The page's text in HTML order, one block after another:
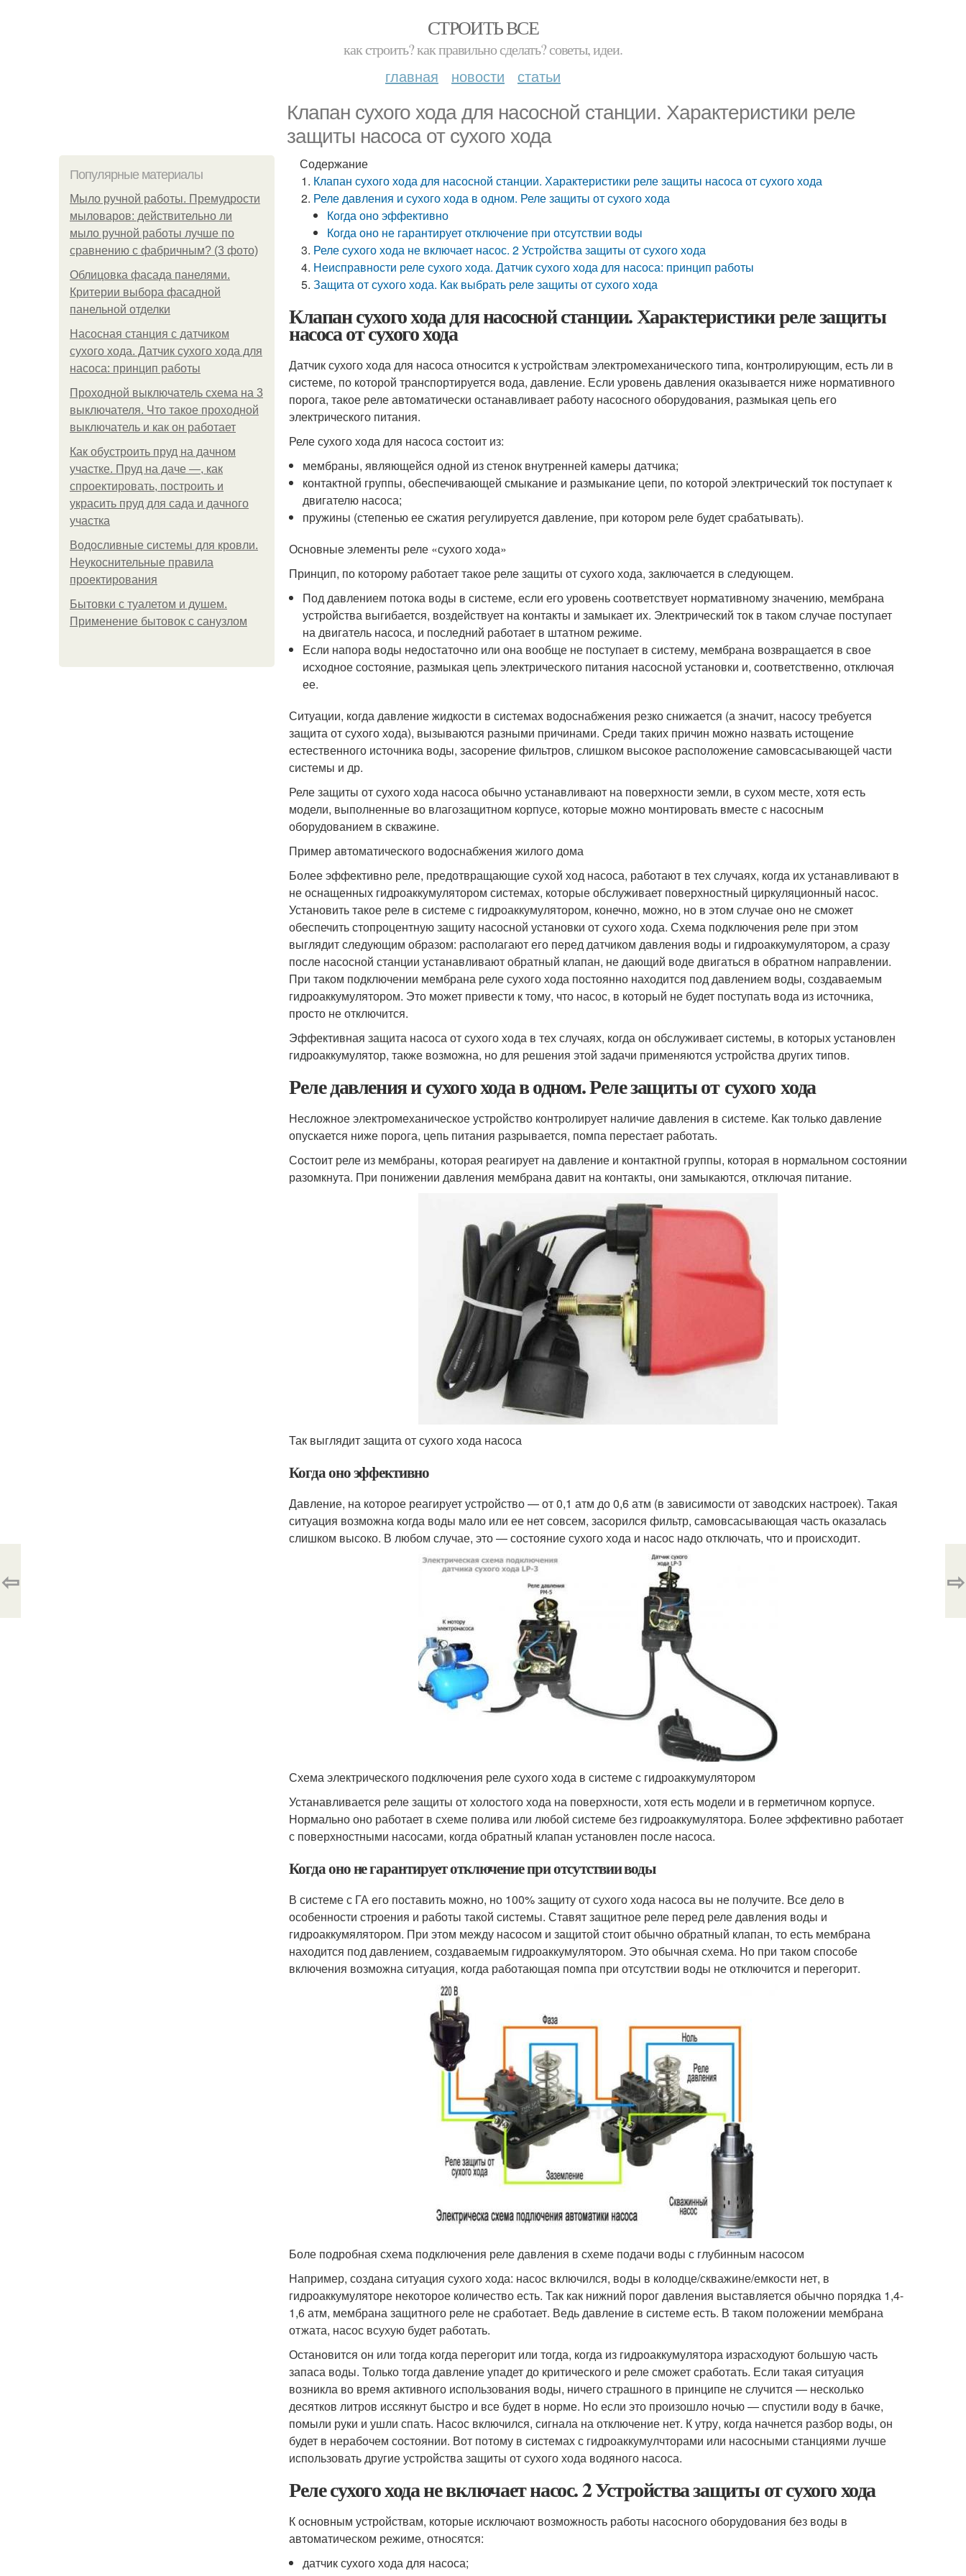
СТРОИТЬ ВСЕ
как строить? как правильно сделать? советы, идеи.
главная новости статьи
Клапан сухого хода для насосной станции. Характеристики реле
защиты насоса от сухого хода
Популярные материалы
Мыло ручной работы. Премудрости
мыловаров: действительно ли
мыло ручной работы лучше по
сравнению с фабричным? (3 фото)
Облицовка фасада панелями.
Критерии выбора фасадной
панельной отделки
Насосная станция с датчиком
сухого хода. Датчик сухого хода для
насоса: принцип работы
Проходной выключатель схема на 3
выключателя. Что такое проходной
выключатель и как он работает
Как обустроить пруд на дачном
участке. Пруд на даче —, как
спроектировать, построить и
украсить пруд для сада и дачного
участка
Водосливные системы для кровли.
Неукоснительные правила
проектирования
Бытовки с туалетом и душем.
Применение бытовок с санузлом
Содержание
Клапан сухого хода для насосной станции. Характеристики реле защиты насоса от сухого хода
Реле давления и сухого хода в одном. Реле защиты от сухого хода
Когда оно эффективно
Когда оно не гарантирует отключение при отсутствии воды
Реле сухого хода не включает насос. 2 Устройства защиты от сухого хода
Неисправности реле сухого хода. Датчик сухого хода для насоса: принцип работы
Защита от сухого хода. Как выбрать реле защиты от сухого хода
Клапан сухого хода для насосной станции. Характеристики реле защиты
насоса от сухого хода
Датчик сухого хода для насоса относится к устройствам электромеханического типа, контролирующим, есть ли в
системе, по которой транспортируется вода, давление. Если уровень давления оказывается ниже нормативного
порога, такое реле автоматически останавливает работу насосного оборудования, размыкая цепь его
электрического питания.
Реле сухого хода для насоса состоит из:
мембраны, являющейся одной из стенок внутренней камеры датчика;
контактной группы, обеспечивающей смыкание и размыкание цепи, по которой электрический ток поступает к
двигателю насоса;
пружины (степенью ее сжатия регулируется давление, при котором реле будет срабатывать).
Основные элементы реле «сухого хода»
Принцип, по которому работает такое реле защиты от сухого хода, заключается в следующем.
Под давлением потока воды в системе, если его уровень соответствует нормативному значению, мембрана
устройства выгибается, воздействует на контакты и замыкает их. Электрический ток в таком случае поступает
на двигатель насоса, и последний работает в штатном режиме.
Если напора воды недостаточно или она вообще не поступает в систему, мембрана возвращается в свое
исходное состояние, размыкая цепь электрического питания насосной установки и, соответственно, отключая
ее.
Ситуации, когда давление жидкости в системах водоснабжения резко снижается (а значит, насосу требуется
защита от сухого хода), вызываются разными причинами. Среди таких причин можно назвать истощение
естественного источника воды, засорение фильтров, слишком высокое расположение самовсасывающей части
системы и др.
Реле защиты от сухого хода насоса обычно устанавливают на поверхности земли, в сухом месте, хотя есть
модели, выполненные во влагозащитном корпусе, которые можно монтировать вместе с насосным
оборудованием в скважине.
Пример автоматического водоснабжения жилого дома
Более эффективно реле, предотвращающие сухой ход насоса, работают в тех случаях, когда их устанавливают в
не оснащенных гидроаккумулятором системах, которые обслуживает поверхностный циркуляционный насос.
Установить такое реле в системе с гидроаккумулятором, конечно, можно, но в этом случае оно не сможет
обеспечить стопроцентную защиту насосной установки от сухого хода. Схема подключения реле при этом
выглядит следующим образом: располагают его перед датчиком давления воды и гидроаккумулятором, а сразу
после насосной станции устанавливают обратный клапан, не дающий воде двигаться в обратном направлении.
При таком подключении мембрана реле сухого хода постоянно находится под давлением воды, создаваемым
гидроаккумулятором. Это может привести к тому, что насос, в который не будет поступать вода из источника,
просто не отключится.
Эффективная защита насоса от сухого хода в тех случаях, когда он обслуживает системы, в которых установлен
гидроаккумулятор, также возможна, но для решения этой задачи применяются устройства других типов.
Реле давления и сухого хода в одном. Реле защиты от сухого хода
Несложное электромеханическое устройство контролирует наличие давления в системе. Как только давление
опускается ниже порога, цепь питания разрывается, помпа перестает работать.
Состоит реле из мембраны, которая реагирует на давление и контактной группы, которая в нормальном состоянии
разомкнута. При понижении давления мембрана давит на контакты, они замыкаются, отключая питание.
Так выглядит защита от сухого хода насоса
Когда оно эффективно
Давление, на которое реагирует устройство — от 0,1 атм до 0,6 атм (в зависимости от заводских настроек). Такая
ситуация возможна когда воды мало или ее нет совсем, засорился фильтр, самовсасывающая часть оказалась
слишком высоко. В любом случае, это — состояние сухого хода и насос надо отключать, что и происходит.
Схема электрического подключения реле сухого хода в системе с гидроаккумулятором
Устанавливается реле защиты от холостого хода на поверхности, хотя есть модели и в герметичном корпусе.
Нормально оно работает в схеме полива или любой системе без гидроаккумулятора. Более эффективно работает
с поверхностными насосами, когда обратный клапан установлен после насоса.
Когда оно не гарантирует отключение при отсутствии воды
В системе с ГА его поставить можно, но 100% защиту от сухого хода насоса вы не получите. Все дело в
особенности строения и работы такой системы. Ставят защитное реле перед реле давления воды и
гидроаккумялятором. При этом между насосом и защитой стоит обычно обратный клапан, то есть мембрана
находится под давлением, создаваемым гидроаккумулятором. Это обычная схема. Но при таком способе
включения возможна ситуация, когда работающая помпа при отсутствии воды не отключится и перегорит.
Боле подробная схема подключения реле давления в схеме подачи воды с глубинным насосом
Например, создана ситуация сухого хода: насос включился, воды в колодце/скважине/емкости нет, в
гидроаккумуляторе некоторое количество есть. Так как нижний порог давления выставляется обычно порядка 1,4-
1,6 атм, мембрана защитного реле не сработает. Ведь давление в системе есть. В таком положении мембрана
отжата, насос всухую будет работать.
Остановится он или тогда когда перегорит или тогда, когда из гидроаккумулятора израсходуют большую часть
запаса воды. Только тогда давление упадет до критического и реле сможет сработать. Если такая ситуация
возникла во время активного использования воды, ничего страшного в принципе не случится — несколько
десятков литров иссякнут быстро и все будет в норме. Но если это произошло ночью — спустили воду в бачке,
помыли руки и ушли спать. Насос включился, сигнала на отключение нет. К утру, когда начнется разбор воды, он
будет в нерабочем состоянии. Вот потому в системах с гидроаккумулчторами или насосными станциями лучше
использовать другие устройства защиты от сухого хода водяного насоса.
Реле сухого хода не включает насос. 2 Устройства защиты от сухого хода
К основным устройствам, которые исключают возможность работы насосного оборудования без воды в
автоматическом режиме, относятся:
датчик сухого хода для насоса;
⇦ ⇨